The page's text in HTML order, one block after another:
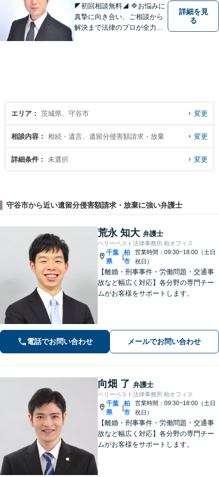
◤初回相談無料◢ 🔷お悩みに
真摯に向き合い、ご相談から
解決まで法律のプロが全力で
ださい。
詳細を見
る
エリア 茨城県、守谷市 変更
相談内容 相続・遺言、遺留分侵害額請求・放棄 変更
詳細条件 未選択 変更
守谷市から近い遺留分侵害額請求・放棄に強い弁護士
荒永 知大 弁護士
ベリーベスト法律事務所 柏オフィス
千葉
県
|
柏
市
営業時間：09:30~18:00（土日
祝日）
【離婚・刑事事件・労働問題・交通事
故など幅広く対応】各分野の専門チー
ムがお客様をサポートします。
電話でお問い合わせ メールでお問い合わせ
向畑 了 弁護士
ベリーベスト法律事務所 柏オフィス
千葉
県
|
柏
市
営業時間：09:30~18:00（土日
祝日）
【離婚・刑事事件・労働問題・交通事
故など幅広く対応】各分野の専門チー
ムがお客様をサポートします。